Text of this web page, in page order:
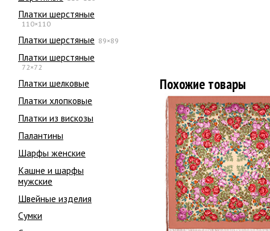
Платки шерстяные
110×110
Платки шерстяные 89×89
Платки шерстяные
72×72
Платки шелковые
Платки хлопковые
Платки из вискозы
Палантины
Шарфы женские
Кашне и шарфы
мужские
Швейные изделия
Сумки
Похожие товары